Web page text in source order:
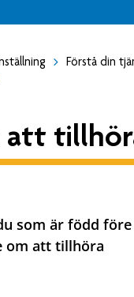
Förstå din
som är född före
om att tillhöra